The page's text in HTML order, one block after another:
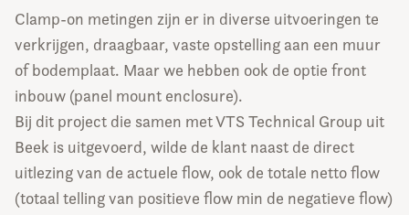
Clamp-on metingen zijn er in diverse uitvoeringen te
verkrijgen, draagbaar, vaste opstelling aan een muur
of bodemplaat. Maar we hebben ook de optie front
inbouw (panel mount enclosure).
Bij dit project die samen met VTS Technical Group uit
Beek is uitgevoerd, wilde de klant naast de direct
uitlezing van de actuele flow, ook de totale netto flow
(totaal telling van positieve flow min de negatieve flow)